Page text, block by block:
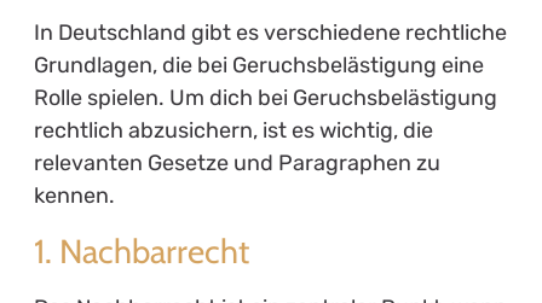
In Deutschland gibt es verschiedene rechtliche
Grundlagen, die bei Geruchsbelästigung eine
Rolle spielen. Um dich bei Geruchsbelästigung
rechtlich abzusichern, ist es wichtig, die
relevanten Gesetze und Paragraphen zu
kennen.
1. Nachbarrecht